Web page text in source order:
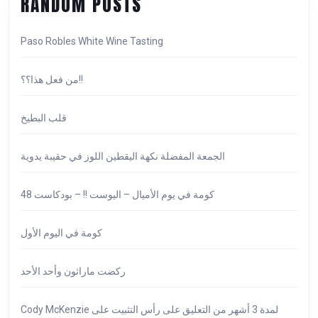
Paso Robles White Wine Tasting
من فعل هذا؟؟!!
قلب البطيخ
الجمعة المفضلة نكهة اليقطين اللوز في حقيبة يدوية
كومة في يوم الأميال – اليوست !! – بودكاست 48
كومة في اليوم الأول
ركضت ماراثون وأحد الأحد
Cody McKenzie لمدة 3 أشهر من التعليق على رأس التثبيت على